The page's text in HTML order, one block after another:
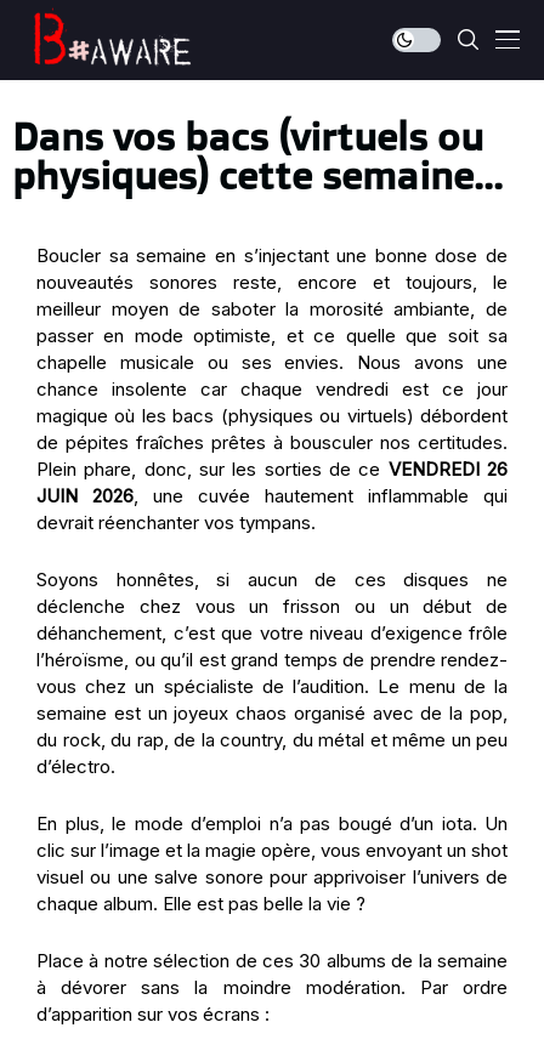
Dans vos bacs (virtuels ou
physiques) cette semaine...
Boucler sa semaine en s’injectant une bonne dose de
nouveautés sonores reste, encore et toujours, le
meilleur moyen de saboter la morosité ambiante, de
passer en mode optimiste, et ce quelle que soit sa
chapelle musicale ou ses envies. Nous avons une
chance insolente car chaque vendredi est ce jour
magique où les bacs (physiques ou virtuels) débordent
de pépites fraîches prêtes à bousculer nos certitudes.
Plein phare, donc, sur les sorties de ce VENDREDI 26
JUIN 2026, une cuvée hautement inflammable qui
devrait réenchanter vos tympans.
Soyons honnêtes, si aucun de ces disques ne
déclenche chez vous un frisson ou un début de
déhanchement, c’est que votre niveau d’exigence frôle
l’héroïsme, ou qu’il est grand temps de prendre rendez-
vous chez un spécialiste de l’audition. Le menu de la
semaine est un joyeux chaos organisé avec de la pop,
du rock, du rap, de la country, du métal et même un peu
d’électro.
En plus, le mode d’emploi n’a pas bougé d’un iota. Un
clic sur l’image et la magie opère, vous envoyant un shot
visuel ou une salve sonore pour apprivoiser l’univers de
chaque album. Elle est pas belle la vie ?
Place à notresélection de ces 30 albums de la semaine
à dévorer sans la moindre modération. Par ordre
d’apparition sur vos écrans :